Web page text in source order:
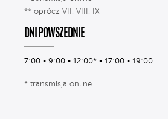
** oprócz VII, VIII, IX
DNI POWSZEDNIE
7:00 • 9:00 • 12:00* • 17:00 • 19:00
* transmisja online